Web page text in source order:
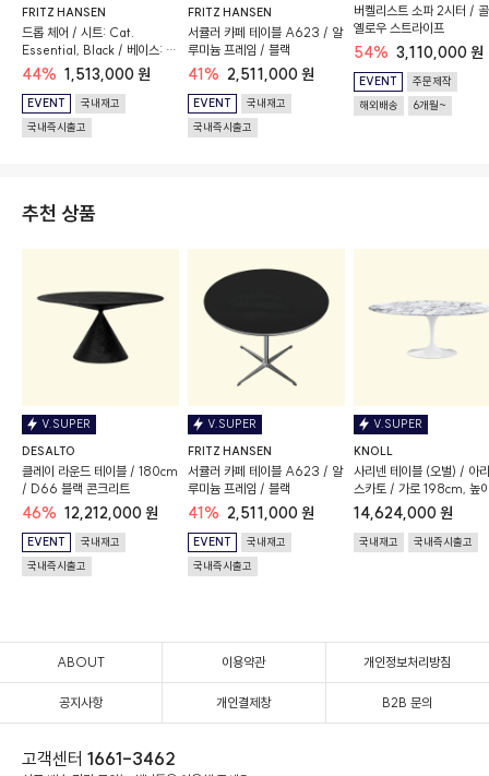
FRITZ HANSEN
드롭 체어 / 시트: Cat.
Essential, Black / 베이스: 블
랙
44% 1,513,000 원
EVENT
국내재고
국내즉시출고
FRITZ HANSEN
서큘러 카페 테이블 A623 / 알
루미늄 프레임 / 블랙
41% 2,511,000 원
EVENT
국내재고
국내즉시출고
버켈리스트 소파 2시터 /
옐로우 스트라이프
54% 3,110,000 원
EVENT
주문제작
해외배송
6개월~
추천 상품
V.SUPER
DESALTO
클레이 라운드 테이블 / 180cm
/ D66 블랙 콘크리트
46% 12,212,000 원
EVENT
국내재고
국내즉시출고
V.SUPER
FRITZ HANSEN
서큘러 카페 테이블 A623 / 알
루미늄 프레임 / 블랙
41% 2,511,000 원
EVENT
국내재고
국내즉시출고
V.SUPER
KNOLL
사리넨 테이블 (오벌) / 아
스카토 / 가로 198cm, 높
74cm / 새틴 마감
14,624,000 원
국내재고 국내즉시출고
ABOUT 이용약관 개인정보처리방침
공지사항 개인결제창 B2B 문의
고객센터 1661-3462